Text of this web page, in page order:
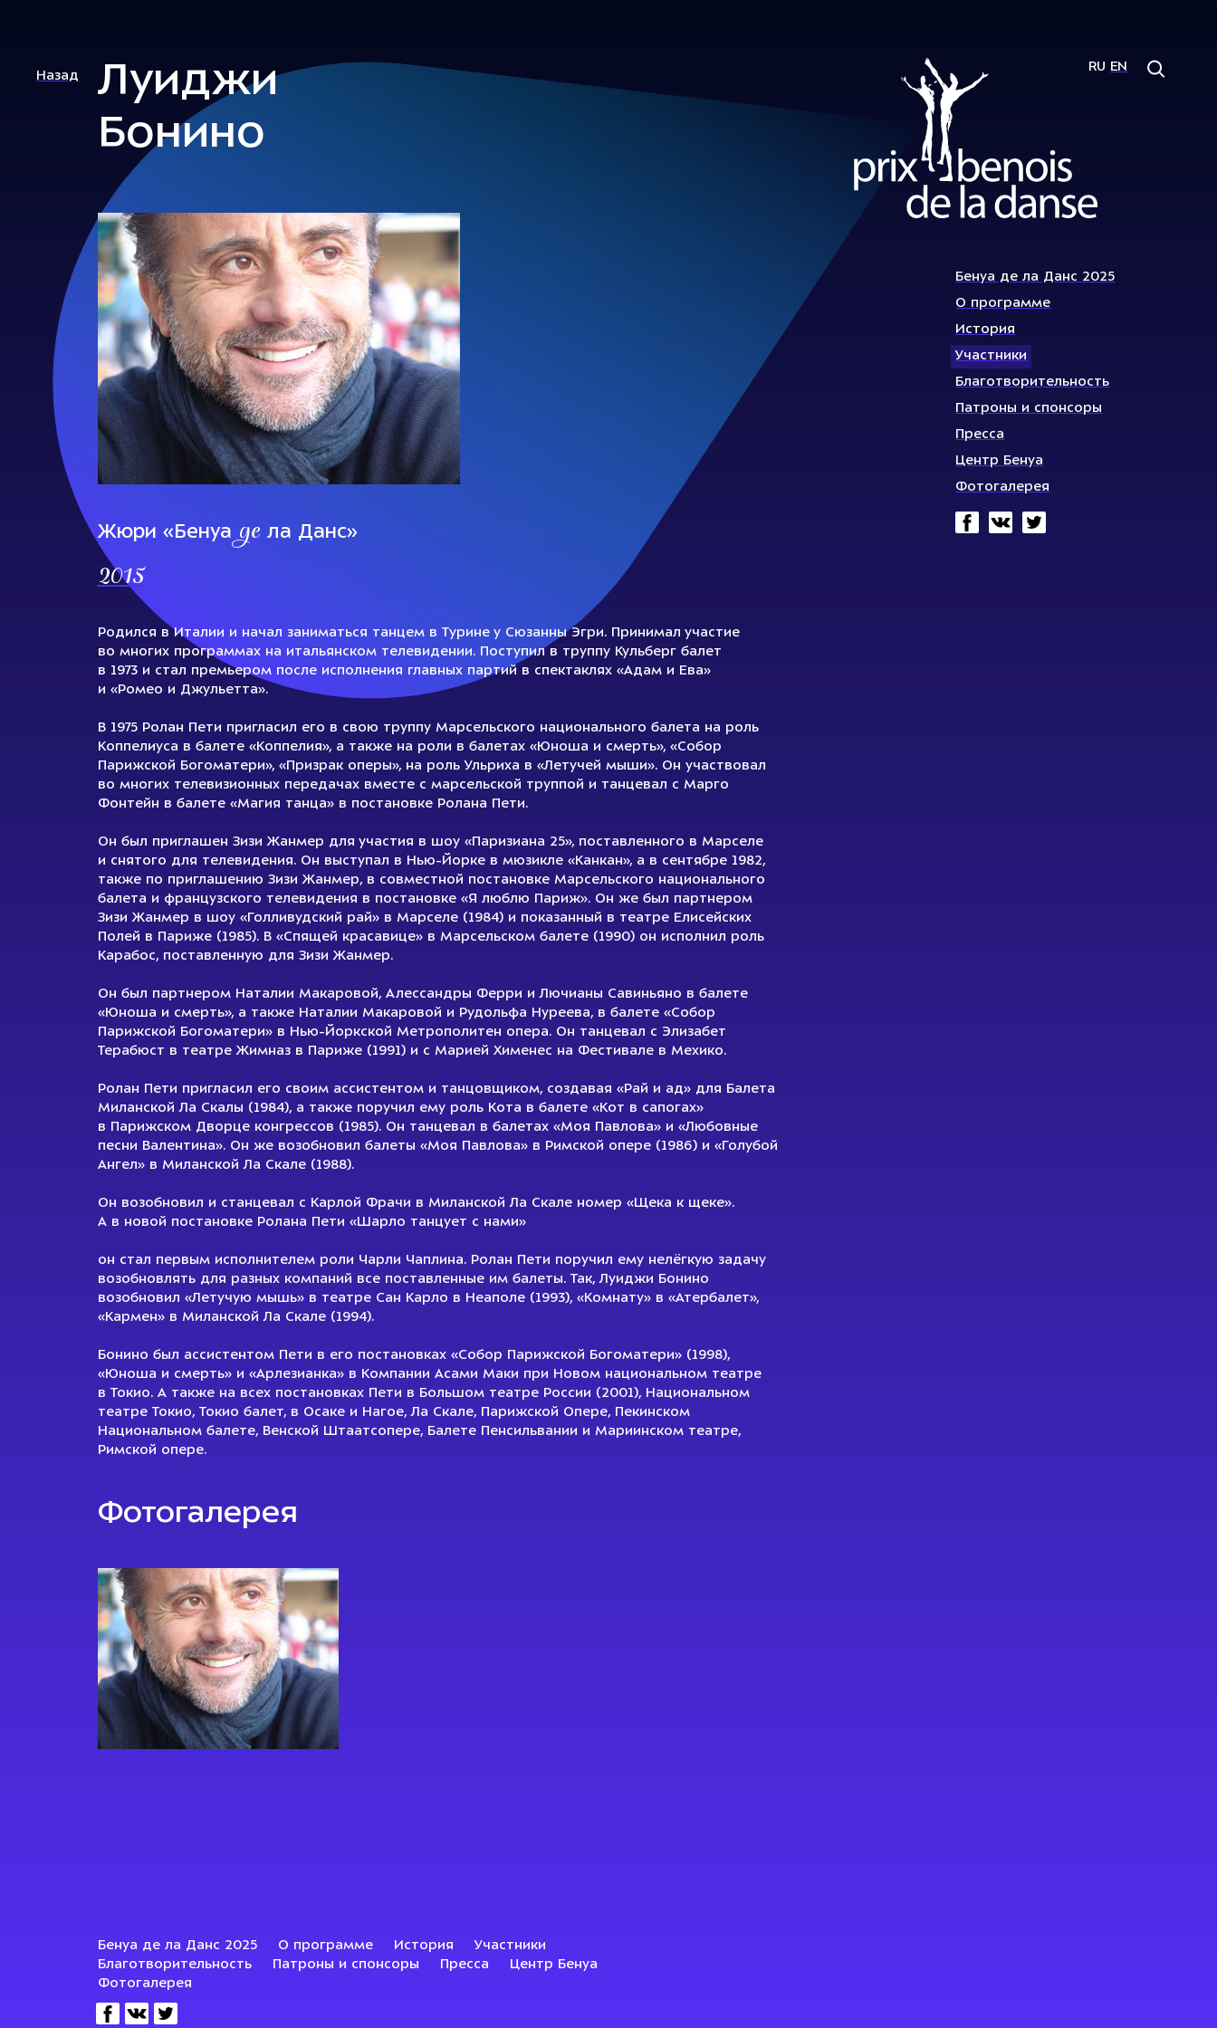
Назад
RU EN
Бенуа де ла Данс 2025
О программе
История
Участники
Благотворительность
Патроны и спонсоры
Пресса
Центр Бенуа
Фотогалерея
Луиджи
Бонино
Жюри «Бенуа де ла Данс»
2015
Родился в Италии и начал заниматься танцем в Турине у Сюзанны Эгри. Принимал участие
во многих программах на итальянском телевидении. Поступил в труппу Кульберг балет
в 1973 и стал премьером после исполнения главных партий в спектаклях «Адам и Ева»
и «Ромео и Джульетта».
В 1975 Ролан Пети пригласил его в свою труппу Марсельского национального балета на роль
Коппелиуса в балете «Коппелия», а также на роли в балетах «Юноша и смерть», «Собор
Парижской Богоматери», «Призрак оперы», на роль Ульриха в «Летучей мыши». Он участвовал
во многих телевизионных передачах вместе с марсельской труппой и танцевал с Марго
Фонтейн в балете «Магия танца» в постановке Ролана Пети.
Он был приглашен Зизи Жанмер для участия в шоу «Паризиана 25», поставленного в Марселе
и снятого для телевидения. Он выступал в Нью-Йорке в мюзикле «Канкан», а в сентябре 1982,
также по приглашению Зизи Жанмер, в совместной постановке Марсельского национального
балета и французского телевидения в постановке «Я люблю Париж». Он же был партнером
Зизи Жанмер в шоу «Голливудский рай» в Марселе (1984) и показанный в театре Елисейских
Полей в Париже (1985). В «Спящей красавице» в Марсельском балете (1990) он исполнил роль
Карабос, поставленную для Зизи Жанмер.
Он был партнером Наталии Макаровой, Алессандры Ферри и Лючианы Савиньяно в балете
«Юноша и смерть», а также Наталии Макаровой и Рудольфа Нуреева, в балете «Собор
Парижской Богоматери» в Нью-Йоркской Метрополитен опера. Он танцевал с Элизабет
Терабюст в театре Жимназ в Париже (1991) и с Марией Хименес на Фестивале в Мехико.
Ролан Пети пригласил его своим ассистентом и танцовщиком, создавая «Рай и ад» для Балета
Миланской Ла Скалы (1984), а также поручил ему роль Кота в балете «Кот в сапогах»
в Парижском Дворце конгрессов (1985). Он танцевал в балетах «Моя Павлова» и «Любовные
песни Валентина». Он же возобновил балеты «Моя Павлова» в Римской опере (1986) и «Голубой
Ангел» в Миланской Ла Скале (1988).
Он возобновил и станцевал с Карлой Фрачи в Миланской Ла Скале номер «Щека к щеке».
А в новой постановке Ролана Пети «Шарло танцует с нами»
он стал первым исполнителем роли Чарли Чаплина. Ролан Пети поручил ему нелёгкую задачу
возобновлять для разных компаний все поставленные им балеты. Так, Луиджи Бонино
возобновил «Летучую мышь» в театре Сан Карло в Неаполе (1993), «Комнату» в «Атербалет»,
«Кармен» в Миланской Ла Скале (1994).
Бонино был ассистентом Пети в его постановках «Собор Парижской Богоматери» (1998),
«Юноша и смерть» и «Арлезианка» в Компании Асами Маки при Новом национальном театре
в Токио. А также на всех постановках Пети в Большом театре России (2001), Национальном
театре Токио, Токио балет, в Осаке и Нагое, Ла Скале, Парижской Опере, Пекинском
Национальном балете, Венской Штаатсопере, Балете Пенсильвании и Мариинском театре,
Римской опере.
Фотогалерея
Бенуа де ла Данс 2025 О программе История
Участники
Благотворительность
Патроны и спонсоры Пресса
Центр Бенуа
Фотогалерея